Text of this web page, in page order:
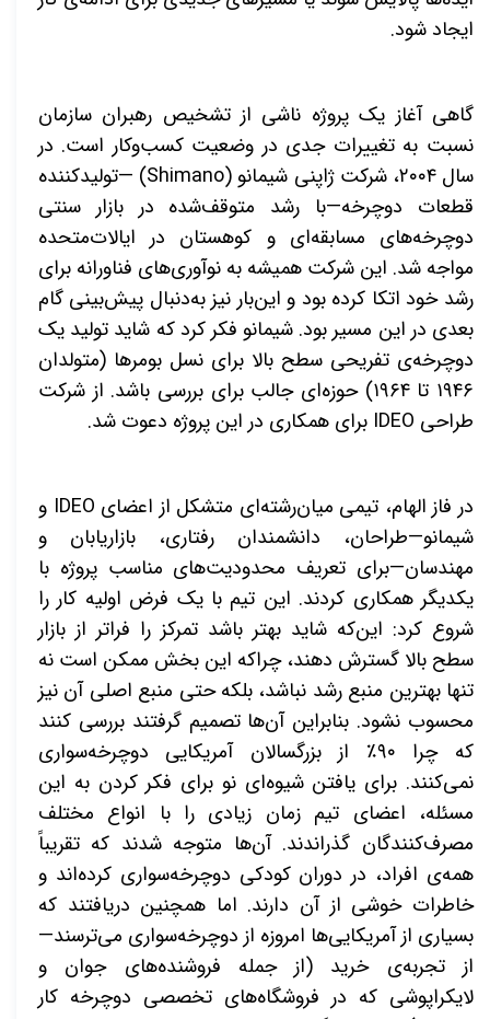
ایجاد شود.
گاهی آغاز یک پروژه ناشی از تشخیص رهبران سازمان
نسبت به تغییرات جدی در وضعیت کسب‌وکار است. در
سال ۲۰۰۴، شرکت ژاپنی شیمانو
(Shimano) —تولیدکننده
قطعات دوچرخه—با رشد متوقف‌شده در بازار سنتی
دوچرخه‌های مسابقه‌ای و کوهستان در ایالات‌متحده
مواجه شد. این شرکت همیشه به نوآوری‌های فناورانه برای
رشد خود اتکا کرده بود و این‌بار نیز به‌دنبال پیش‌بینی گام
بعدی در این مسیر بود. شیمانو فکر کرد که شاید تولید یک
دوچرخه‌ی تفریحی سطح بالا برای نسل بومرها (متولدان
۱۹۴۶ تا ۱۹۶۴) حوزه‌ای جالب برای بررسی باشد. از شرکت
طراحی IDEO برای همکاری در این پروژه دعوت شد.
در فاز الهام، تیمی میان‌رشته‌ای متشکل از اعضای IDEO و
شیمانو—طراحان، دانشمندان رفتاری، بازاریابان و
مهندسان—برای تعریف محدودیت‌های مناسب پروژه با
یکدیگر همکاری کردند. این تیم با یک فرض اولیه کار را
شروع کرد: این‌که شاید بهتر باشد تمرکز را فراتر از بازار
سطح بالا گسترش دهند، چراکه این بخش ممکن است نه
تنها بهترین منبع رشد نباشد، بلکه حتی منبع اصلی آن نیز
محسوب نشود. بنابراین آن‌ها تصمیم گرفتند بررسی کنند
که چرا ۹۰٪ از بزرگسالان آمریکایی دوچرخه‌سواری
نمی‌کنند. برای یافتن شیوه‌ای نو برای فکر کردن به این
مسئله، اعضای تیم زمان زیادی را با انواع مختلف
مصرف‌کنندگان گذراندند. آن‌ها متوجه شدند که تقریباً
همه‌ی افراد، در دوران کودکی دوچرخه‌سواری کرده‌اند و
خاطرات خوشی از آن دارند. اما همچنین دریافتند که
بسیاری از آمریکایی‌ها امروزه از دوچرخه‌سواری می‌ترسند—
از تجربه‌ی خرید (از جمله فروشنده‌های جوان و
لایکرا‌پوشی که در فروشگاه‌های تخصصی دوچرخه کار